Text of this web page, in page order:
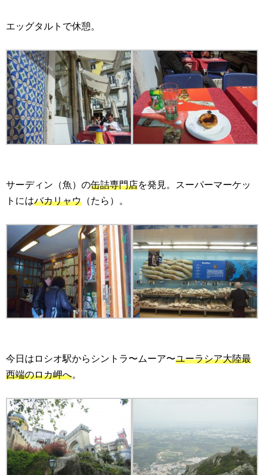
エッグタルトで休憩。
サーディン（魚）の缶詰専門店を発見。スーパーマーケッ
トにはバカリャウ （たら）。
今日はロシオ駅からシントラ〜ムーア〜ユーラシア大陸最
西端のロカ岬へ。